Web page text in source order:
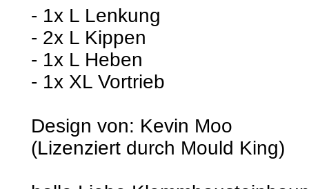
- 1x L Lenkung
- 2x L Kippen
- 1x L Heben
- 1x XL Vortrieb
Design von: Kevin Moo
(Lizenziert durch Mould King)